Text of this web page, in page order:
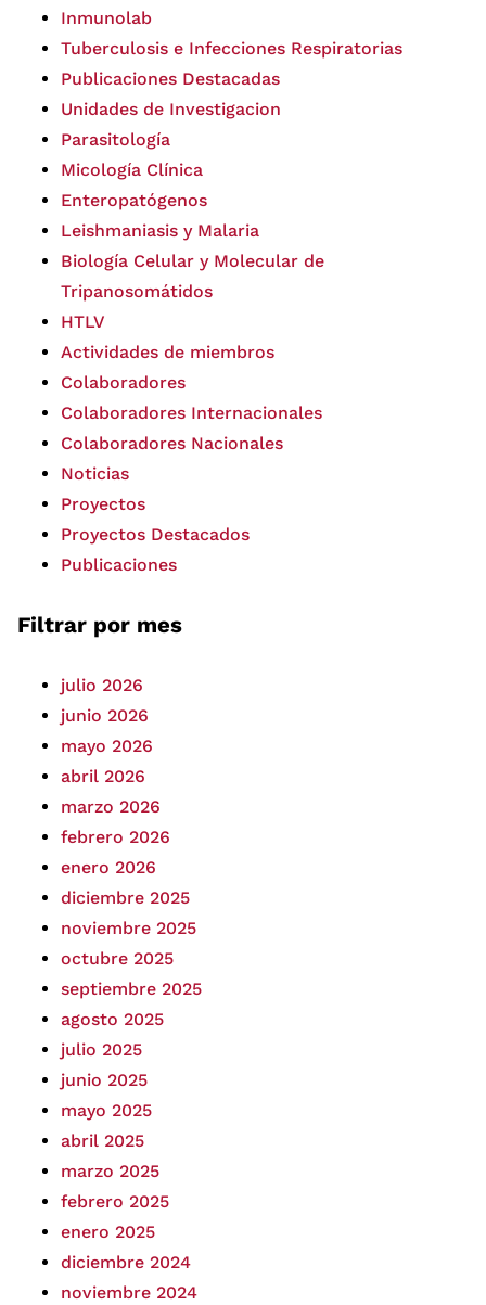
Inmunolab
Tuberculosis e Infecciones Respiratorias
Publicaciones Destacadas
Unidades de Investigacion
Parasitología
Micología Clínica
Enteropatógenos
Leishmaniasis y Malaria
Biología Celular y Molecular de
Tripanosomátidos
HTLV
Actividades de miembros
Colaboradores
Colaboradores Internacionales
Colaboradores Nacionales
Noticias
Proyectos
Proyectos Destacados
Publicaciones
Filtrar por mes
julio 2026
junio 2026
mayo 2026
abril 2026
marzo 2026
febrero 2026
enero 2026
diciembre 2025
noviembre 2025
octubre 2025
septiembre 2025
agosto 2025
julio 2025
junio 2025
mayo 2025
abril 2025
marzo 2025
febrero 2025
enero 2025
diciembre 2024
noviembre 2024